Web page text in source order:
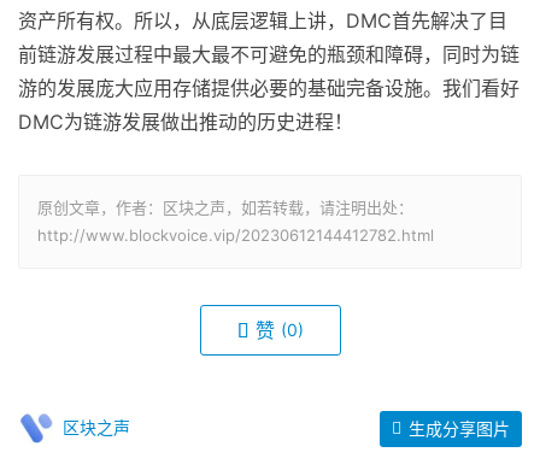
资产所有权。所以，从底层逻辑上讲，DMC首先解决了目
前链游发展过程中最大最不可避免的瓶颈和障碍，同时为链
游的发展庞大应用存储提供必要的基础完备设施。我们看好
DMC为链游发展做出推动的历史进程！
原创文章，作者：区块之声，如若转载，请注明出处：
http://www.blockvoice.vip/20230612144412782.html
赞 (0)
区块之声 生成分享图片